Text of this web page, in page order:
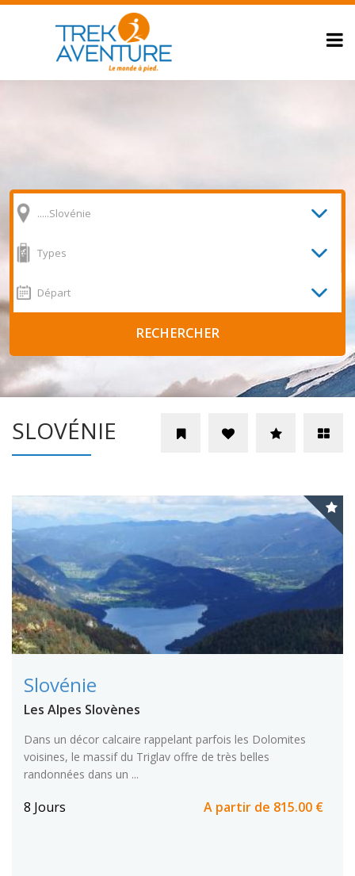
SLOVÉNIE
Slovénie
Les Alpes Slovènes
Dans un décor calcaire rappelant parfois les Dolomites
voisines, le massif du Triglav offre de très belles
randonnées dans un ...
8 Jours A partir de 815.00 €